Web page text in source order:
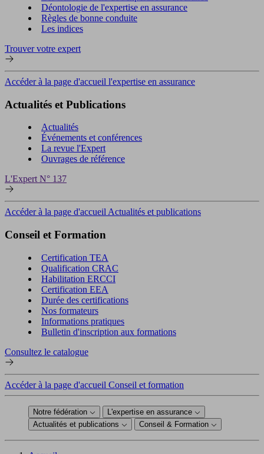
Déontologie de l'expertise en assurance
Règles de bonne conduite
Les indices
Trouver votre expert
Accéder à la page d'accueil l'expertise en assurance
Actualités et Publications
Actualités
Événements et conférences
La revue l'Expert
Ouvrages de référence
L'Expert N° 137
Accéder à la page d'accueil Actualités et publications
Conseil et Formation
Certification TEA
Qualification CRAC
Habilitation ERCCI
Certification EEA
Durée des certifications
Nos formateurs
Informations pratiques
Bulletin d'inscription aux formations
Consultez le catalogue
Accéder à la page d'accueil Conseil et formation
Notre fédération
L'expertise en assurance
Actualités et publications
Conseil & Formation